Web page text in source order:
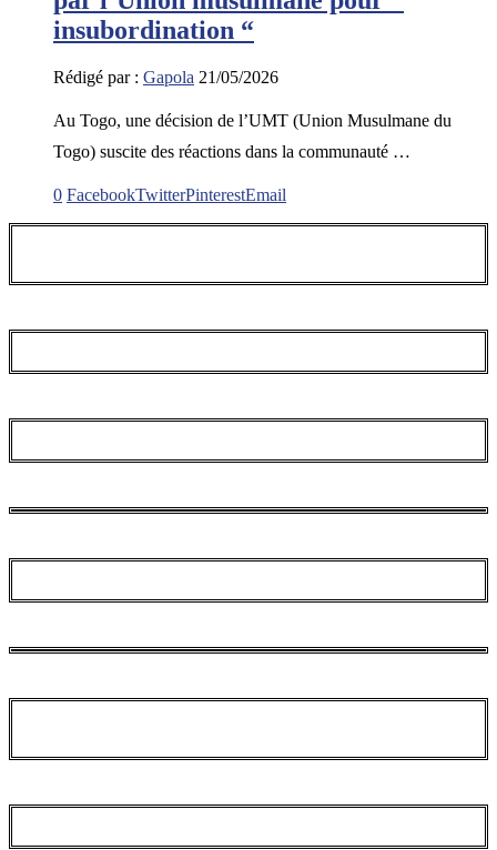
insubordination “
Rédigé par : Gapola 21/05/2026
Au Togo, une décision de l’UMT (Union Musulmane du
Togo) suscite des réactions dans la communauté …
0 FacebookTwitterPinterestEmail